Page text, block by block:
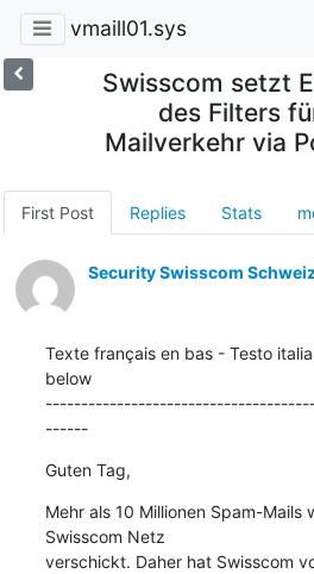
vmaill01.sys
Swisscom setzt
des Filters
Mailverkehr via
First Post Replies Stats
Security Swisscom
Texte français en bas - Testo
below
------
Guten Tag,
Mehr als 10 Millionen Spam-
Swisscom Netz
verschickt. Daher hat Swisscom